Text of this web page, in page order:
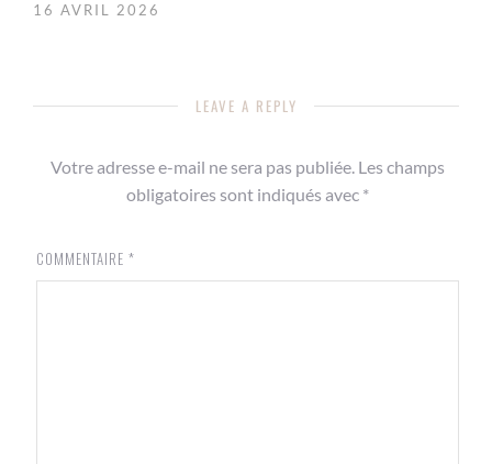
16 AVRIL 2026
LEAVE A REPLY
Votre adresse e-mail ne sera pas publiée. Les champs
obligatoires sont indiqués avec *
COMMENTAIRE *